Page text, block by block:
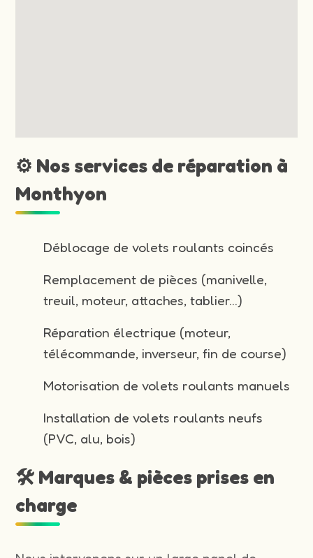
⚙️ Nos services de réparation à
Monthyon
Déblocage de volets roulants coincés
Remplacement de pièces (manivelle,
treuil, moteur, attaches, tablier…)
Réparation électrique (moteur,
télécommande, inverseur, fin de course)
Motorisation de volets roulants manuels
Installation de volets roulants neufs
(PVC, alu, bois)
🛠️ Marques & pièces prises en
charge